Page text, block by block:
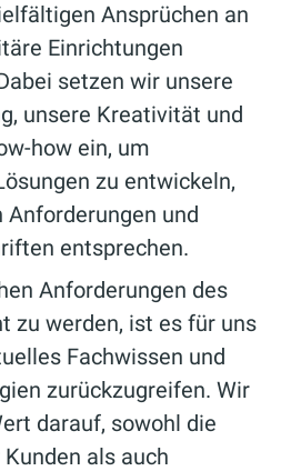
Ansprüchen an
Einrichtungen
setzen wir unsere
unsere Kreativität und
how ein, um
zu entwickeln,
und
entsprechen.
Anforderungen des
zu werden, ist es für uns
Fachwissen und
zurückzugreifen. Wir
darauf, sowohl die
als auch